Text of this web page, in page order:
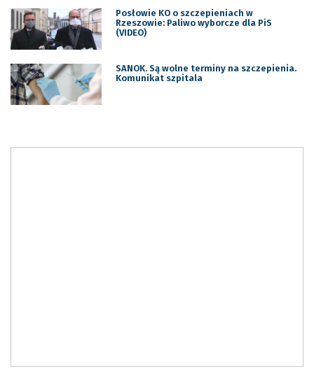
Posłowie KO o szczepieniach w
Rzeszowie: Paliwo wyborcze dla PiS
(VIDEO)
SANOK. Są wolne terminy na szczepienia.
Komunikat szpitala